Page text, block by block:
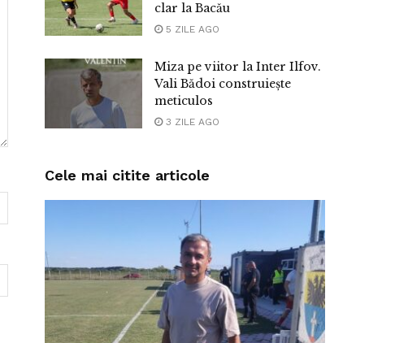
clar la Bacău
5 ZILE AGO
Miza pe viitor la Inter Ilfov.
Vali Bădoi construiește
meticulos
3 ZILE AGO
Cele mai citite articole